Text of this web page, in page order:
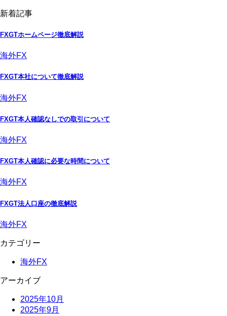
新着記事
FXGTホームページ徹底解説
海外FX
FXGT本社について徹底解説
海外FX
FXGT本人確認なしでの取引について
海外FX
FXGT本人確認に必要な時間について
海外FX
FXGT法人口座の徹底解説
海外FX
カテゴリー
海外FX
アーカイブ
2025年10月
2025年9月